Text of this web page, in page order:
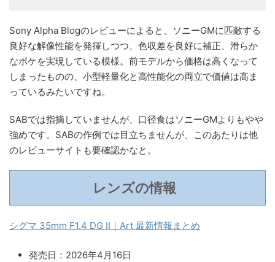
Sony Alpha Blogのレビューによると、ソニーGMに匹敵する
良好な解像性能を発揮しつつ、色収差を良好に補正、滑らか
なボケを実現している模様。前モデルから価格は高くなって
しまったものの、小型軽量化と高性能化の両立で価値は高ま
っているみたいですね。
SABでは指摘していませんが、口径食はソニーGMよりもやや
強めです。SABの作例では目立ちませんが、このあたりは他
のレビューサイトも要確認かなと。
レンズの情報
シグマ 35mm F1.4 DG II｜Art 最新情報まとめ
発売日：2026年4月16日